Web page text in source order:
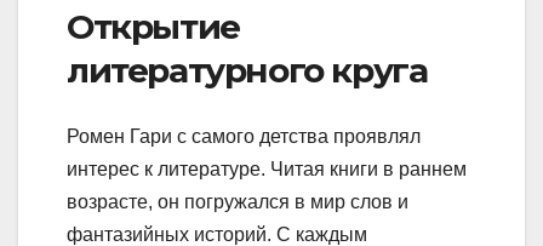
Открытие
литературного круга
Ромен Гари с самого детства проявлял
интерес к литературе. Читая книги в раннем
возрасте, он погружался в мир слов и
фантазийных историй. С каждым